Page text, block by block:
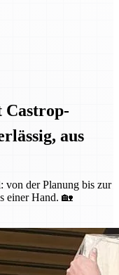
Castrop-
aus
von der Planung bis zur
einer Hand. 🏡